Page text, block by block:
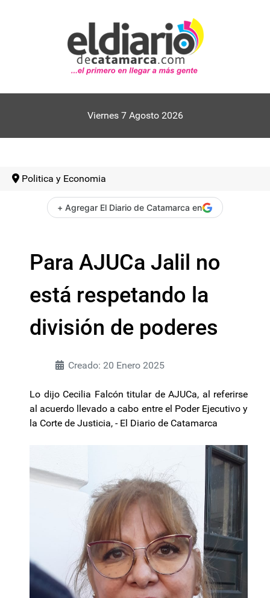
Viernes 7 Agosto 2026
Politica y Economia
+ Agregar El Diario de Catamarca en
Para AJUCa Jalil no
está respetando la
división de poderes
Creado: 20 Enero 2025
Lo dijo Cecilia Falcón titular de AJUCa, al referirse
al acuerdo llevado a cabo entre el Poder Ejecutivo y
la Corte de Justicia, - El Diario de Catamarca